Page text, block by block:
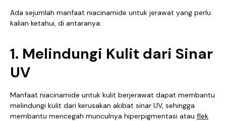
Ada sejumlah manfaat niacinamide untuk jerawat yang perlu
kalian ketahui, di antaranya:
1. Melindungi Kulit dari Sinar
UV
Manfaat niacinamide untuk kulit berjerawat dapat membantu
melindungi kulit dari kerusakan akibat sinar UV, sehingga
membantu mencegah munculnya hiperpigmentasi atau flek